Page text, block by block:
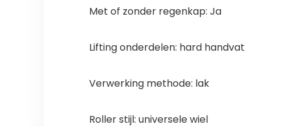
Met of zonder regenkap: Ja
Lifting onderdelen: hard handvat
Verwerking methode: lak
Roller stijl: universele wiel